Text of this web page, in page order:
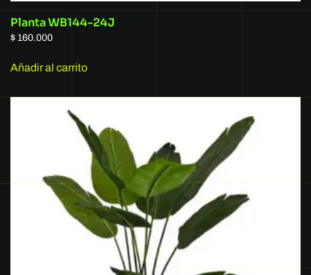
Planta WB144-24J
$ 160.000
Añadir al carrito